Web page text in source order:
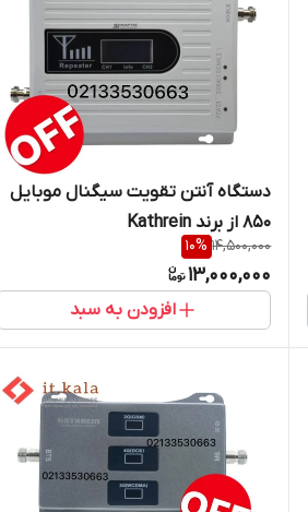
دستگاه آنتن تقویت سیگنال موبایل
850 از برند Kathrein
14,500,000
10%
13,000,000
افزودن به سبد